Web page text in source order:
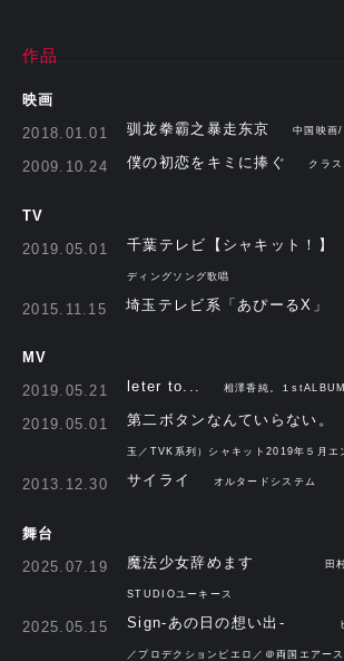
作品
映画
2018.01.01
驯龙拳霸之暴走东京 中国映画
2009.10.24 僕の初恋をキミに捧ぐ クラ
TV
2019.05.01
千葉テレビ【シャキット！】
ディングソング歌唱
2015.11.15 埼玉テレビ系「あぴーるX」
MV
2019.05.21
leter to... 相澤香純。１
2019.05.01 第二ボタンなんていらない。
玉／TVK系列）シャキット2019年５月エ
2013.12.30 サイライ オルタードシステム
舞台
2025.07.19
魔法少女辞めます 田
STUDIOユーキース
2025.05.15 Sign-あの日の想い出-
／プロデクションピエロ／＠両国エアー